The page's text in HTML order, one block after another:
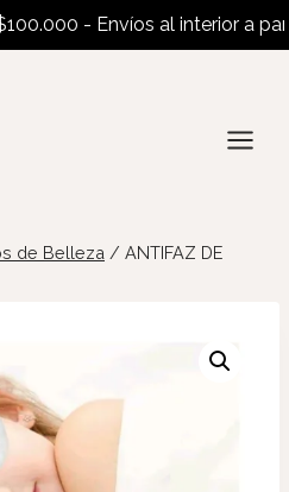
- Envíos al interior a partir
de Belleza / ANTIFAZ DE